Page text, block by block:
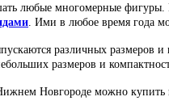
любые многомерные фигуры.
. Ими в любое время года
различных размеров
размеров и
Новгороде можно купить